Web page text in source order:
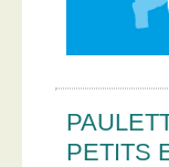
PETITS